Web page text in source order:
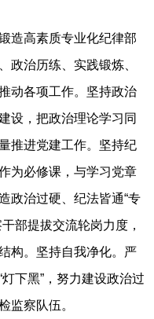
高素质专业化纪律部
政治历练、实践锻炼、
动各项工作。坚持政治
设，把政治理论学习同
推进党建工作。坚持纪
为必修课，与学习党章
政治过硬、纪法皆通“专
部提拔交流轮岗力度，
构。坚持自我净化。严
下黑”，努力建设政治过
监察队伍。